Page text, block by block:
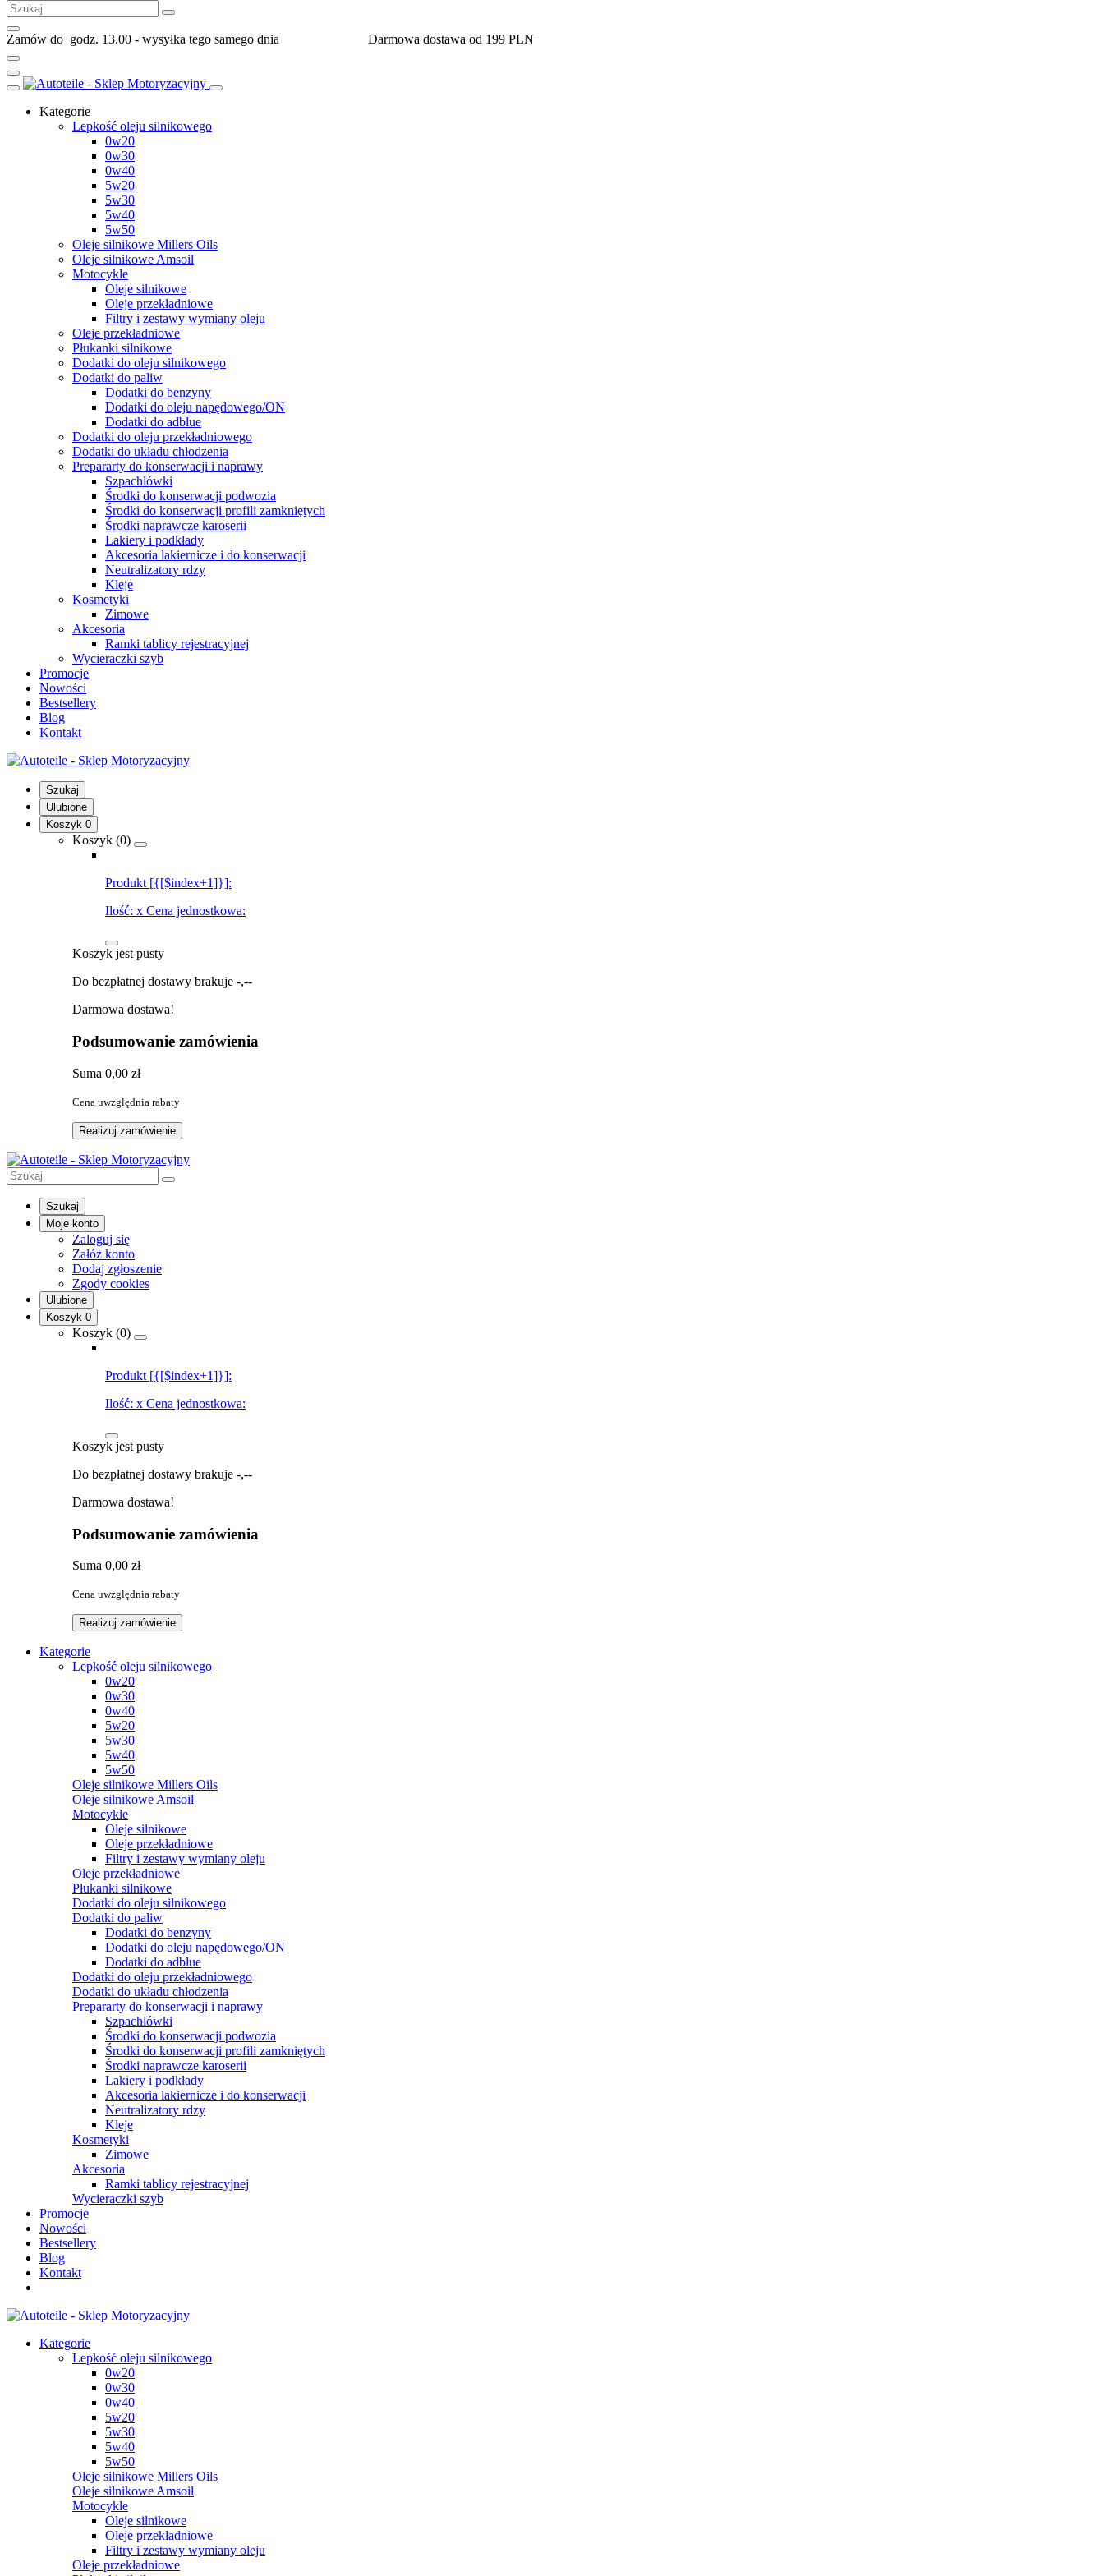
Zamów do godz. 13.00 - wysyłka tego samego dnia Darmowa dostawa od 199 PLN
Kategorie
Lepkość oleju silnikowego
0w20
0w30
0w40
5w20
5w30
5w40
5w50
Oleje silnikowe Millers Oils
Oleje silnikowe Amsoil
Motocykle
Oleje silnikowe
Oleje przekładniowe
Filtry i zestawy wymiany oleju
Oleje przekładniowe
Płukanki silnikowe
Dodatki do oleju silnikowego
Dodatki do paliw
Dodatki do benzyny
Dodatki do oleju napędowego/ON
Dodatki do adblue
Dodatki do oleju przekładniowego
Dodatki do układu chłodzenia
Prepararty do konserwacji i naprawy
Szpachlówki
Środki do konserwacji podwozia
Środki do konserwacji profili zamkniętych
Środki naprawcze karoserii
Lakiery i podkłady
Akcesoria lakiernicze i do konserwacji
Neutralizatory rdzy
Kleje
Kosmetyki
Zimowe
Akcesoria
Ramki tablicy rejestracyjnej
Wycieraczki szyb
Promocje
Nowości
Bestsellery
Blog
Kontakt
Szukaj
Ulubione
Koszyk 0
Koszyk (0)
Produkt [{[$index+1]}]:
Ilość: x Cena jednostkowa:
Koszyk jest pusty
Do bezpłatnej dostawy brakuje -,--
Darmowa dostawa!
Podsumowanie zamówienia
Suma 0,00 zł
Cena uwzględnia rabaty
Realizuj zamówienie
Szukaj
Moje konto
Zaloguj się
Załóż konto
Dodaj zgłoszenie
Zgody cookies
Ulubione
Koszyk 0
Koszyk (0)
Produkt [{[$index+1]}]:
Ilość: x Cena jednostkowa:
Koszyk jest pusty
Do bezpłatnej dostawy brakuje -,--
Darmowa dostawa!
Podsumowanie zamówienia
Suma 0,00 zł
Cena uwzględnia rabaty
Realizuj zamówienie
Kategorie
Lepkość oleju silnikowego
0w20
0w30
0w40
5w20
5w30
5w40
5w50
Oleje silnikowe Millers Oils
Oleje silnikowe Amsoil
Motocykle
Oleje silnikowe
Oleje przekładniowe
Filtry i zestawy wymiany oleju
Oleje przekładniowe
Płukanki silnikowe
Dodatki do oleju silnikowego
Dodatki do paliw
Dodatki do benzyny
Dodatki do oleju napędowego/ON
Dodatki do adblue
Dodatki do oleju przekładniowego
Dodatki do układu chłodzenia
Prepararty do konserwacji i naprawy
Szpachlówki
Środki do konserwacji podwozia
Środki do konserwacji profili zamkniętych
Środki naprawcze karoserii
Lakiery i podkłady
Akcesoria lakiernicze i do konserwacji
Neutralizatory rdzy
Kleje
Kosmetyki
Zimowe
Akcesoria
Ramki tablicy rejestracyjnej
Wycieraczki szyb
Promocje
Nowości
Bestsellery
Blog
Kontakt
Kategorie
Lepkość oleju silnikowego
0w20
0w30
0w40
5w20
5w30
5w40
5w50
Oleje silnikowe Millers Oils
Oleje silnikowe Amsoil
Motocykle
Oleje silnikowe
Oleje przekładniowe
Filtry i zestawy wymiany oleju
Oleje przekładniowe